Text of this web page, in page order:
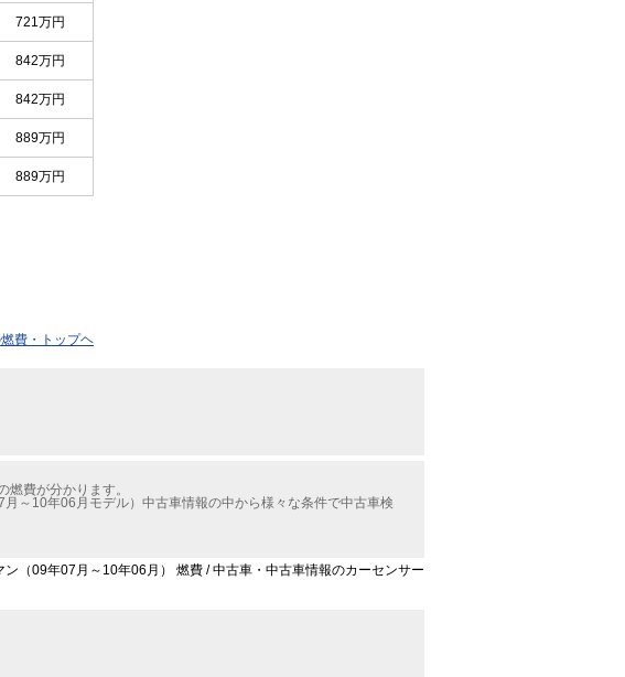
721万円
842万円
842万円
889万円
889万円
費・トップヘ
費が分かります。
～10年06月モデル）中古車情報の中から様々な条件で中古車検
ン（09年07月～10年06月） 燃費 / 中古車・中古車情報のカーセンサー